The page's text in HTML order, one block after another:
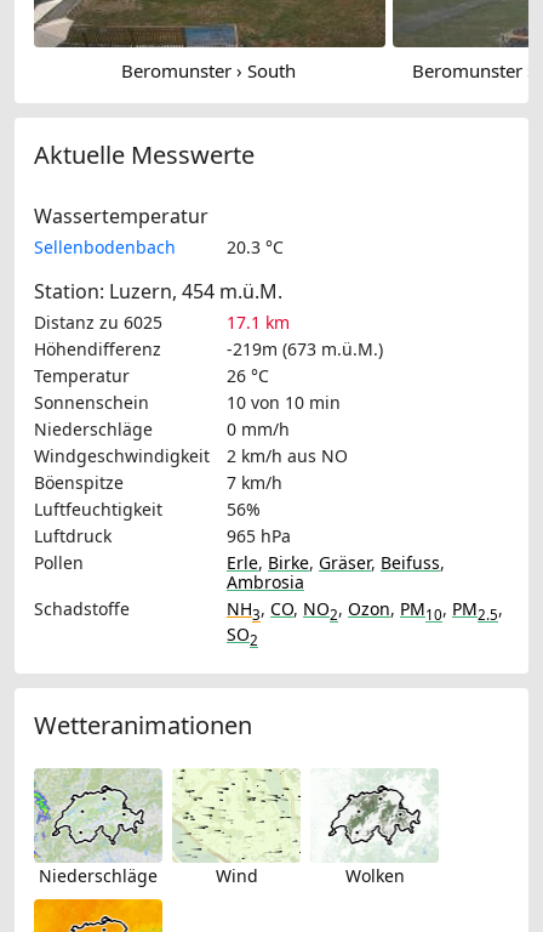
Beromunster › South Beromunster ›
Aktuelle Messwerte
Wassertemperatur
Sellenbodenbach 20.3 °C
Station: Luzern, 454 m.ü.M.
Distanz zu 6025
17.1 km
Höhendifferenz
-219m (673 m.ü.M.)
Temperatur
26 °C
Sonnenschein
10 von 10 min
Niederschläge
0 mm/h
Windgeschwindigkeit
2 km/h aus NO
Böenspitze
7 km/h
Luftfeuchtigkeit
56%
Luftdruck
965 hPa
Pollen
Erle, Birke, Gräser, Beifuss,
Ambrosia
Schadstoffe
NH3, CO, NO2, Ozon, PM10, PM2.5,
SO2
Wetteranimationen
Niederschläge Wind Wolken